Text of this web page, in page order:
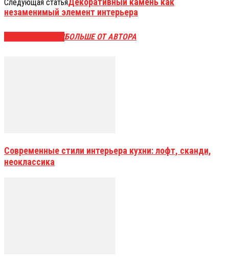
Следующая статья
незаменимый элемент интерьера
БОЛЬШЕ ОТ АВТОРА
Современные стили интерьера кухни: лофт, сканди,
неоклассика